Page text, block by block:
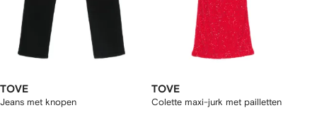
TOVE
Jeans met knopen
TOVE
Colette maxi-jurk met pailletten